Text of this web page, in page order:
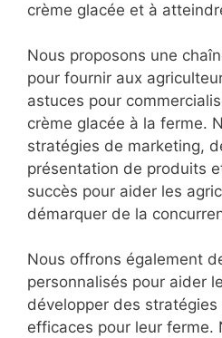
crème glacée et à
Nous proposons une
pour fournir aux
astuces pour
crème glacée à la ferme.
stratégies de marketing,
présentation de produits
succès pour aider les
démarquer de la
Nous offrons également
personnalisés pour aider
développer des
efficaces pour leur ferme.